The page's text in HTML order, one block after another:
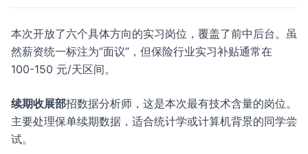
本次开放了六个具体方向的实习岗位，覆盖了前中后台。虽
然薪资统一标注为“面议”，但保险行业实习补贴通常在
100-150 元/天区间。
续期收展部招数据分析师，这是本次最有技术含量的岗位。
主要处理保单续期数据，适合统计学或计算机背景的同学尝
试。